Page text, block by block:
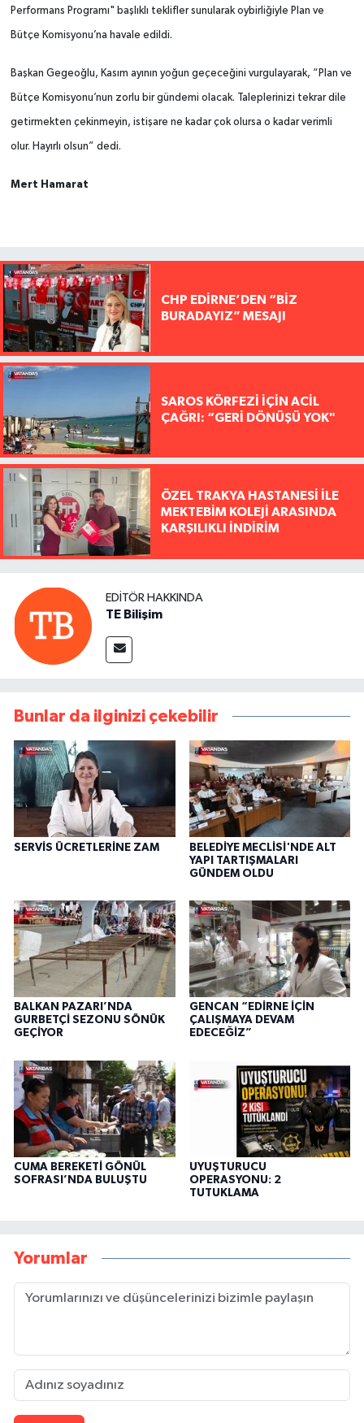
Performans Programı" başlıklı teklifler sunularak oybirliğiyle Plan ve
Bütçe Komisyonu’na havale edildi.
Başkan Gegeoğlu, Kasım ayının yoğun geçeceğini vurgulayarak, “Plan ve
Bütçe Komisyonu’nun zorlu bir gündemi olacak. Taleplerinizi tekrar dile
getirmekten çekinmeyin, istişare ne kadar çok olursa o kadar verimli
olur. Hayırlı olsun” dedi.
Mert Hamarat
CHP EDİRNE’DEN “BİZ
BURADAYIZ” MESAJI
SAROS KÖRFEZİ İÇİN ACİL
ÇAĞRI: “GERİ DÖNÜŞÜ YOK"
ÖZEL TRAKYA HASTANESİ İLE
MEKTEBİM KOLEJİ ARASINDA
KARŞILIKLI İNDİRİM
EDITÖR HAKKINDA
TE Bilişim
Bunlar da ilginizi çekebilir
SERVİS ÜCRETLERİNE ZAM
BELEDİYE MECLİSİ'NDE ALT
YAPI TARTIŞMALARI
GÜNDEM OLDU
BALKAN PAZARI’NDA
GURBETÇİ SEZONU SÖNÜK
GEÇİYOR
GENCAN “EDİRNE İÇİN
ÇALIŞMAYA DEVAM
EDECEĞİZ”
CUMA BEREKETİ GÖNÜL
SOFRASI’NDA BULUŞTU
UYUŞTURUCU
OPERASYONU: 2
TUTUKLAMA
Yorumlar